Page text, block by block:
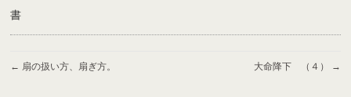
書
← 扇の扱い方、扇ぎ方。 大命降下 （４） →